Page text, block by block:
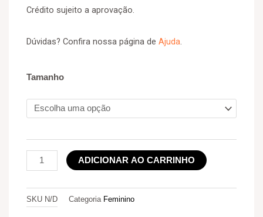
Crédito sujeito a aprovação.
Dúvidas? Confira nossa página de Ajuda.
Tamanho
ADICIONAR AO CARRINHO
SKU N/D Categoria Feminino